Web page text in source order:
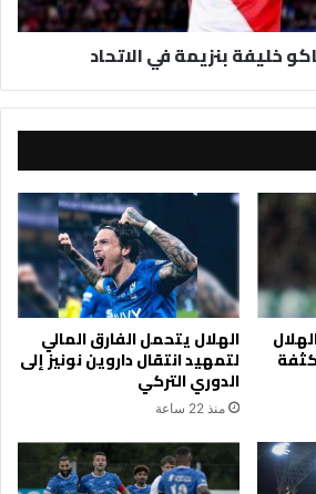
خليفة بنزيمة في الاتحاد
الهلال يتحمل الفارق المالي
لتمهيد انتقال داروين نونيز إلى
الدوري التركي
منذ 22 ساعة